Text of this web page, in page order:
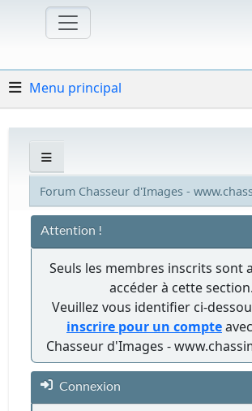
Menu principal
Forum Chasseur d'Images -
Attention !
Seuls les membres inscrits sont
accéder à cette section.
Veuillez vous identifier ci-
inscrire pour un compte
Chasseur d'Images -
Connexion